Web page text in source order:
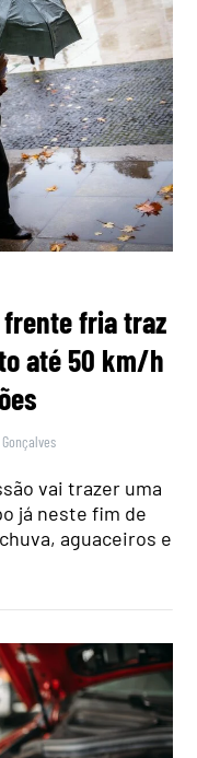
frente fria traz
até 50 km/h
vai trazer uma
já neste fim de
aguaceiros e